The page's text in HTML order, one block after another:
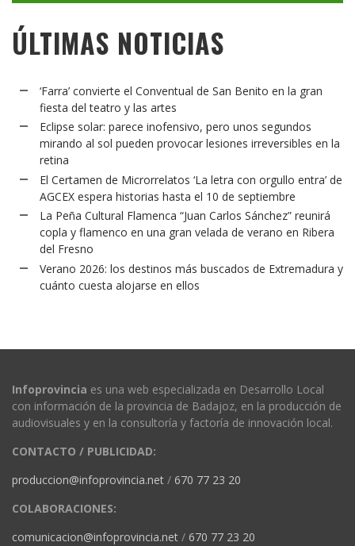
ÚLTIMAS NOTICIAS
‘Farra’ convierte el Conventual de San Benito en la gran
fiesta del teatro y las artes
Eclipse solar: parece inofensivo, pero unos segundos
mirando al sol pueden provocar lesiones irreversibles en la
retina
El Certamen de Microrrelatos ‘La letra con orgullo entra’ de
AGCEX espera historias hasta el 10 de septiembre
La Peña Cultural Flamenca “Juan Carlos Sánchez” reunirá
copla y flamenco en una gran velada de verano en Ribera
del Fresno
Verano 2026: los destinos más buscados de Extremadura y
cuánto cuesta alojarse en ellos
Infoprovincia es una web especializada en Desarrollo Local
con información de la provincia de Badajoz, en la producción de
audiovisuales y en la consultoría y factoría de innovación local.
CONTACTO / PUBLICIDAD:
produccion@infoprovincia.net / 670 77 23 20
COLABORACIONES:
comunicacion@infoprovincia.net / 670 77 23 20